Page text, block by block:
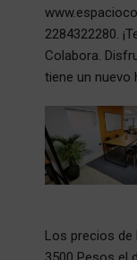
2284322280.
Colabora.
tiene un nuevo
Los precios de